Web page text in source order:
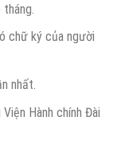
chữ ký của người
nhất.
Hành chính Đài